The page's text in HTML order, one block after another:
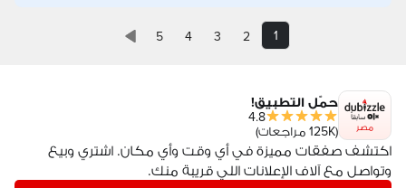
1
2
3
4
5
مصر
حمّل التطبيق!
4.8
(125K مراجعات)
اكتشف صفقات مميزة في أي وقت وأي مكان. اشتري وبيع
وتواصل مع آلاف الإعلانات اللي قريبة منك.